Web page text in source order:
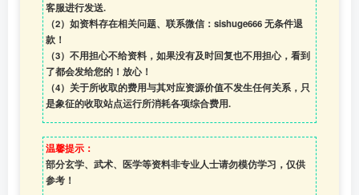
客服进行发送.
（2）如资料存在相关问题、联系微信：sishuge666 无条件退
款！
（3） 不用担心不给资料，如果没有及时回复也不用担心，看到
了都会发给您的！放心！
（4） 关于所收取的费用与其对应资源价值不发生任何关系，只
是象征的收取站点运行所消耗各项综合费用.
温馨提示：
部分玄学、武术、医学等资料非专业人士请勿模仿学习，仅供
参考！